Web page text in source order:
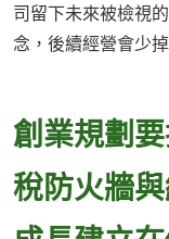
司留下未來被檢視
念，後續經營會少
創業規劃
稅防火牆